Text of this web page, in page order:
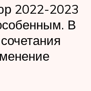
2022-2023
В